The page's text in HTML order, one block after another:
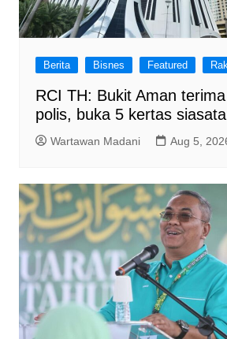
Berita Bisnes Featured
RCI TH: Bukit Aman
polis, buka 5 kertas
Wartawan Madani Aug 5,